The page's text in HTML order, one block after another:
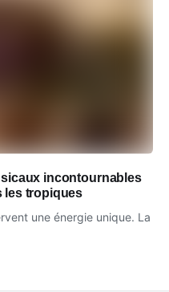
incontournables
les tropiques
une énergie unique. La